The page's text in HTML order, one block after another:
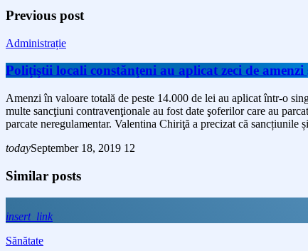
Previous post
Administrație
Poliţiştii locali constănţeni au aplicat zeci de
Amenzi în valoare totală de peste 14.000 de lei au aplicat într-o
multe sancţiuni contravenţionale au fost date şoferilor care au
parcate neregulamentar. Valentina Chiriţă a precizat că
todaySeptember 18, 2019 12
Similar posts
insert_link
Sănătate